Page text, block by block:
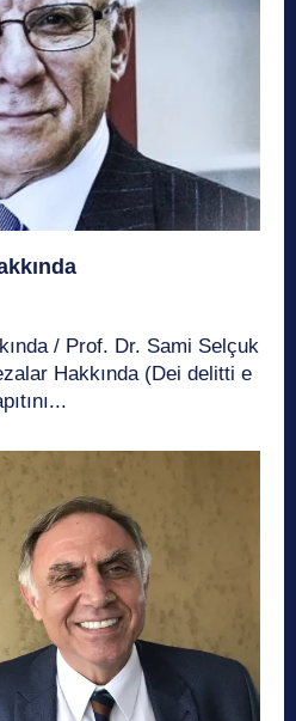
/ Prof. Dr. Sami Selçuk
Hakkında (Dei delitti e